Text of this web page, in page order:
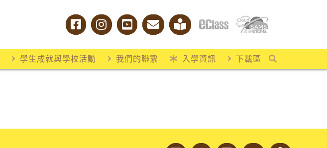
學生成就與學校活動 我們的聯繫 入學資訊 下載區